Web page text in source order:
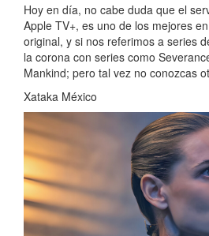
Hoy en día, no cabe duda que el
Apple TV+, es uno de los mejores
original, y si nos referimos a series
la corona con series como
Mankind; pero tal vez no conozcas
Xataka México